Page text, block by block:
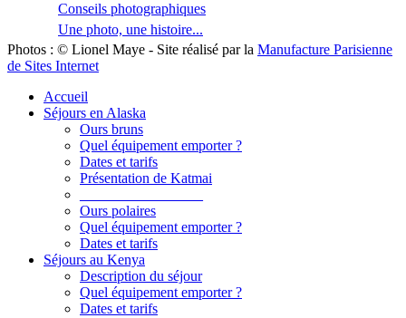
Conseils photographiques
Une photo, une histoire...
Photos : © Lionel Maye - Site réalisé par la Manufacture Parisienne
de Sites Internet
Accueil
Séjours en Alaska
Ours bruns
Quel équipement emporter ?
Dates et tarifs
Présentation de Katmai
Ours polaires
Quel équipement emporter ?
Dates et tarifs
Séjours au Kenya
Description du séjour
Quel équipement emporter ?
Dates et tarifs